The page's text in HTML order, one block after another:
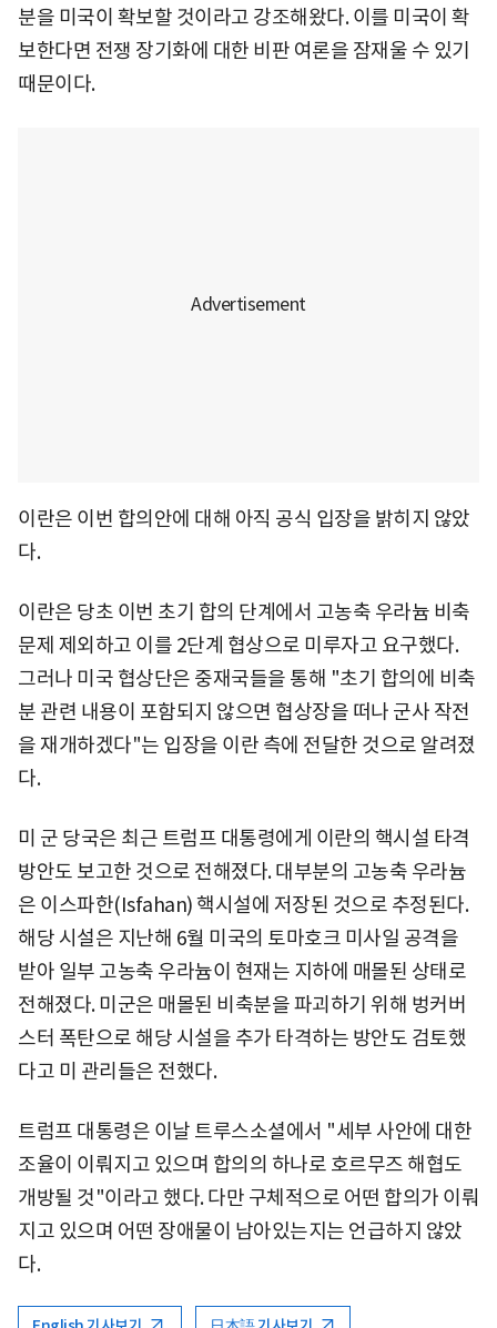
분을 미국이 확보할 것이라고 강조해왔다. 이를 미국이 확
보한다면 전쟁 장기화에 대한 비판 여론을 잠재울 수 있기
때문이다.
이란은 이번 합의안에 대해 아직 공식 입장을 밝히지 않았
다.
이란은 당초 이번 초기 합의 단계에서 고농축 우라늄 비축
문제 제외하고 이를 2단계 협상으로 미루자고 요구했다.
그러나 미국 협상단은 중재국들을 통해 "초기 합의에 비축
분 관련 내용이 포함되지 않으면 협상장을 떠나 군사 작전
을 재개하겠다"는 입장을 이란 측에 전달한 것으로 알려졌
다.
미 군 당국은 최근 트럼프 대통령에게 이란의 핵시설 타격
방안도 보고한 것으로 전해졌다. 대부분의 고농축 우라늄
은 이스파한(Isfahan) 핵시설에 저장된 것으로 추정된다.
해당 시설은 지난해 6월 미국의 토마호크 미사일 공격을
받아 일부 고농축 우라늄이 현재는 지하에 매몰된 상태로
전해졌다. 미군은 매몰된 비축분을 파괴하기 위해 벙커버
스터 폭탄으로 해당 시설을 추가 타격하는 방안도 검토했
다고 미 관리들은 전했다.
트럼프 대통령은 이날 트루스소셜에서 "세부 사안에 대한
조율이 이뤄지고 있으며 합의의 하나로 호르무즈 해협도
개방될 것"이라고 했다. 다만 구체적으로 어떤 합의가 이뤄
지고 있으며 어떤 장애물이 남아있는지는 언급하지 않았
다.